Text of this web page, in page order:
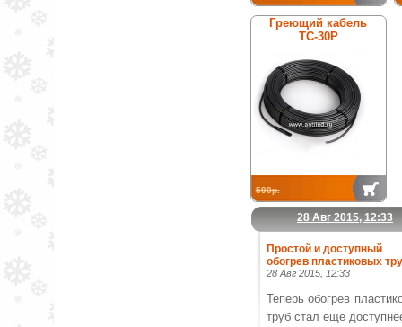
Греющий кабель
ТС-30Р
590р.
28 Авг 2015, 12:33
Простой и доступный
обогрев пластиковых
28 Авг 2015, 12:33
Теперь обогрев
труб стал еще